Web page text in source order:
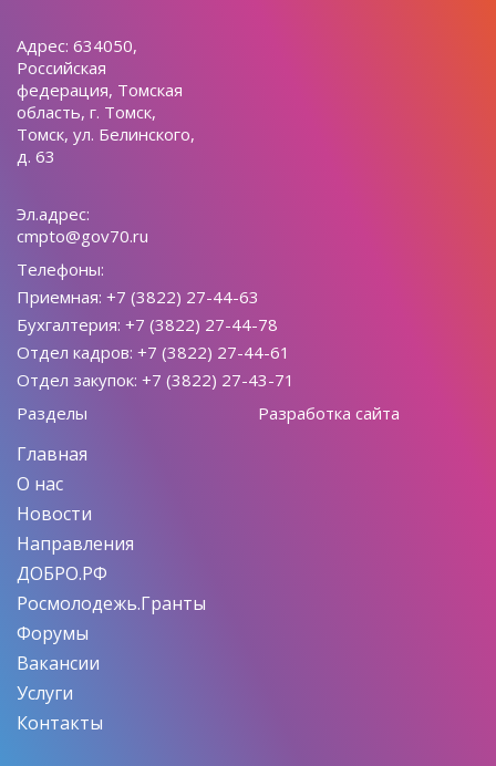
Адрес: 634050,
Российская
федерация, Томская
область, г. Томск,
Томск, ул. Белинского,
д. 63
Эл.адрес:
cmpto@gov70.ru
Телефоны:
Приемная: +7 (3822) 27-44-63
Бухгалтерия: +7 (3822) 27-44-78
Отдел кадров: +7 (3822) 27-44-61
Отдел закупок: +7 (3822) 27-43-71
Разделы
Главная
О нас
Новости
Направления
ДОБРО.РФ
Росмолодежь.Гранты
Форумы
Вакансии
Услуги
Контакты
Разработка сайта